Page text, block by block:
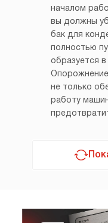
началом
вы должны
бак для
полностью
образуется в
не только
работу